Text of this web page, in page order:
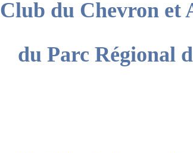
Club du Chevron et
du Parc Régional